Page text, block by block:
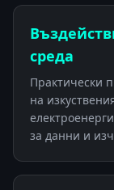
среда
Практически
на
за данни и